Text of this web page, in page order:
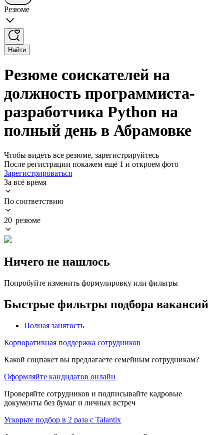
Резюме
Найти
Резюме соискателей на
должность программиста-
разработчика Python на
полный день в Абрамовке
Чтобы видеть все резюме, зарегистрируйтесь
После регистрации покажем ещё 1 и откроем фото
Зарегистрироваться
За всё время
По соответствию
20 резюме
Ничего не нашлось
Попробуйте изменить формулировку или фильтры
Быстрые фильтры подбора вакансий
Полная занятость
Корпоративная поддержка сотрудников
Какой соцпакет вы предлагаете семейным сотрудникам?
Оформляйте кандидатов онлайн
Проверяйте сотрудников и подписывайте кадровые
документы без бумаг и личных встреч
Ускорьте подбор в 2 раза с Talantix